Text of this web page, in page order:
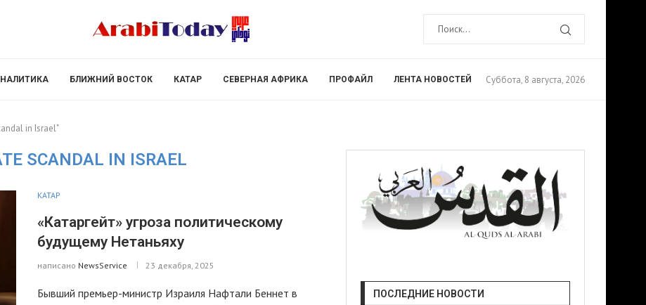
БЛИЖНИЙ ВОСТОК КАТАР СЕВЕРНАЯ АФРИКА ПРОФАЙЛ ЛЕНТА НОВОСТЕЙ Суббота, 8 августа, 2026
in Israel"
SCANDAL IN ISRAEL
КАТАР
«Катаргейт» угроза политическому
будущему Нетаньяху
написано NewsService 23 декабря, 2025
Бывший премьер-министр Израиля Нафтали Беннет в
ПОСЛЕДНИЕ НОВОСТИ